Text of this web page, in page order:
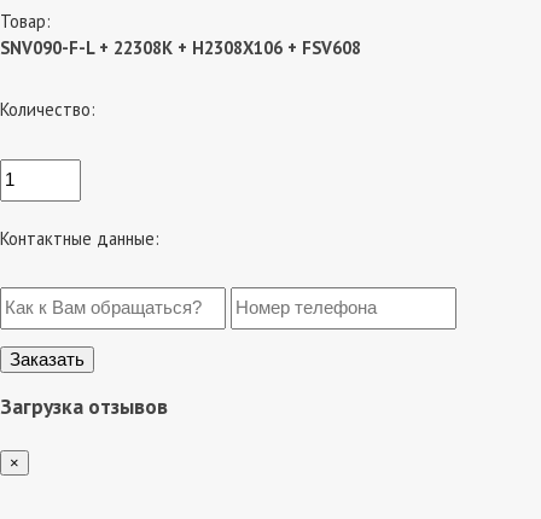
Товар:
SNV090-F-L + 22308K + H2308X106 + FSV608
Количество:
Контактные данные:
Загрузка отзывов
×